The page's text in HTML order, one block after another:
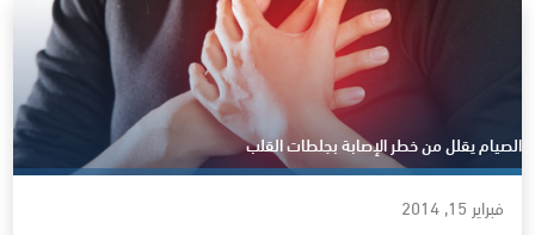
الصيام يقلل من خطر الإصابة بجلطات القلب
فبراير 15, 2014